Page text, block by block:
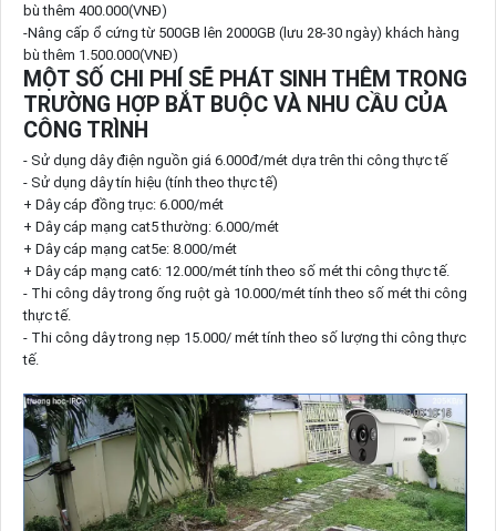
bù thêm 400.000(VNĐ)
-Nâng cấp ổ cứng từ 500GB lên 2000GB (lưu 28-30 ngày) khách hàng
bù thêm 1.500.000(VNĐ)
MỘT SỐ CHI PHÍ SẼ PHÁT SINH THÊM TRONG
TRƯỜNG HỢP BẮT BUỘC VÀ NHU CẦU CỦA
CÔNG TRÌNH
- Sử dụng dây điện nguồn giá 6.000đ/mét dựa trên thi công thực tế
- Sử dụng dây tín hiệu (tính theo thực tế)
+ Dây cáp đồng trục: 6.000/mét
+ Dây cáp mạng cat5 thường: 6.000/mét
+ Dây cáp mạng cat5e: 8.000/mét
+ Dây cáp mạng cat6: 12.000/mét tính theo số mét thi công thực tế.
- Thi công dây trong ống ruột gà 10.000/mét tính theo số mét thi công
thực tế.
- Thi công dây trong nẹp 15.000/ mét tính theo số lượng thi công thực
tế.